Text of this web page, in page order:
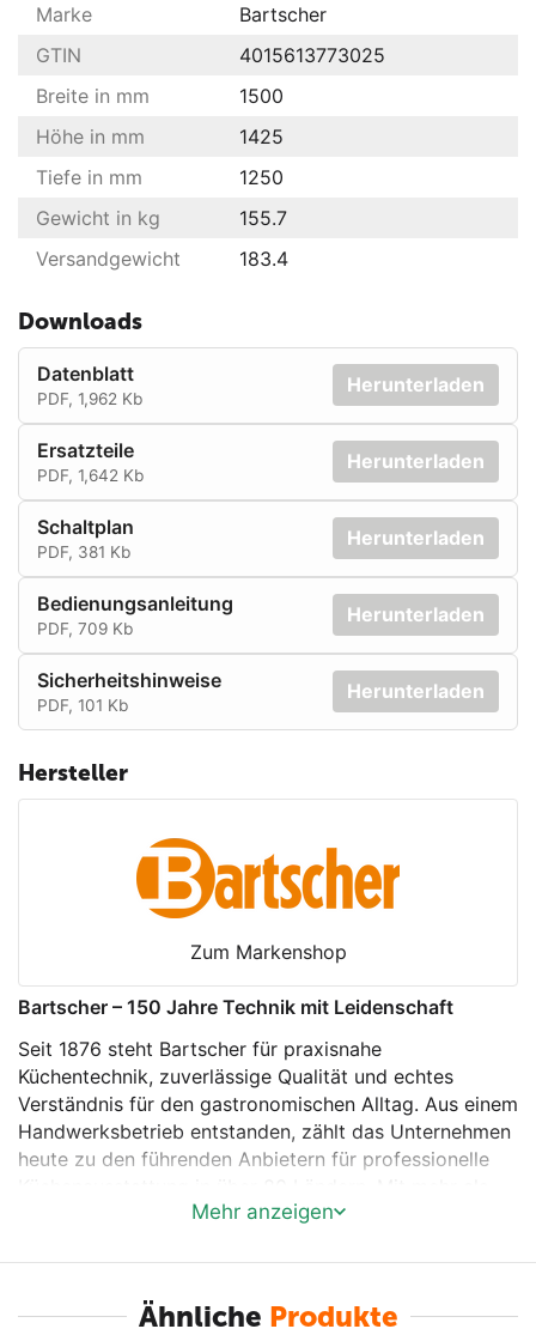
Marke
Bartscher
GTIN
4015613773025
Breite in mm
1500
Höhe in mm
1425
Tiefe in mm
1250
Gewicht in kg
155.7
Versandgewicht
183.4
Downloads
Datenblatt
PDF, 1,962 Kb
Herunterladen
Ersatzteile
PDF, 1,642 Kb
Herunterladen
Schaltplan
PDF, 381 Kb
Herunterladen
Bedienungsanleitung
PDF, 709 Kb
Herunterladen
Sicherheitshinweise
PDF, 101 Kb
Herunterladen
Hersteller
Zum Markenshop
Bartscher – 150 Jahre Technik mit Leidenschaft
Seit 1876 steht Bartscher für praxisnahe
Küchentechnik, zuverlässige Qualität und echtes
Verständnis für den gastronomischen Alltag. Aus einem
Handwerksbetrieb entstanden, zählt das Unternehmen
heute zu den führenden Anbietern für professionelle
150 Jahren Erfahrung entwickelt Bartscher Lösungen,
den Küchenalltag spürbar erleichtern – in enger
Zusammenarbeit mit Köchen, Planern und
Fachhändlern.
Mehr anzeigen
Ähnliche Produkte